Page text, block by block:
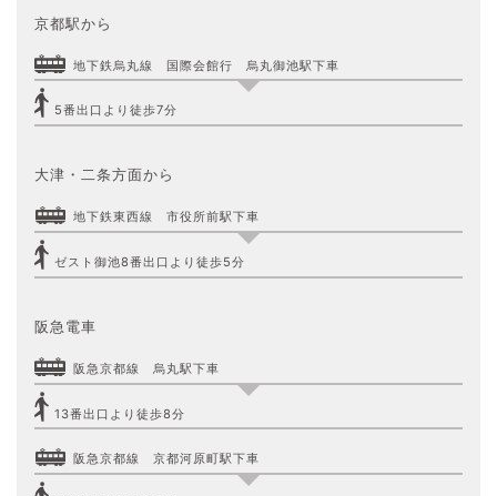
京都駅から
地下鉄烏丸線 国際会館行 烏丸御池駅下車
5番出口より徒歩7分
大津・二条方面から
地下鉄東西線 市役所前駅下車
ゼスト御池8番出口より徒歩5分
阪急電車
阪急京都線 烏丸駅下車
13番出口より徒歩8分
阪急京都線 京都河原町駅下車